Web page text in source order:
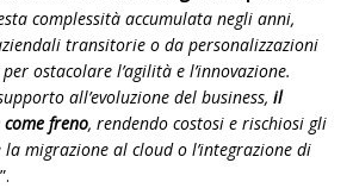
complessità accumulata negli anni,
transitorie o da personalizzazioni
ostacolare l’agilità e l’innovazione.
all’evoluzione del business, il
come freno, rendendo costosi e rischiosi gli
migrazione al cloud o l’integrazione di
”.